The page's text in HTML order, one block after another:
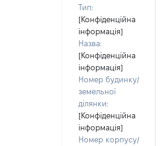
Тип:
[Конфіденційна
інформація]
Назва:
[Конфіденційна
інформація]
Номер будинку/
земельної
ділянки:
[Конфіденційна
інформація]
Номер корпусу/